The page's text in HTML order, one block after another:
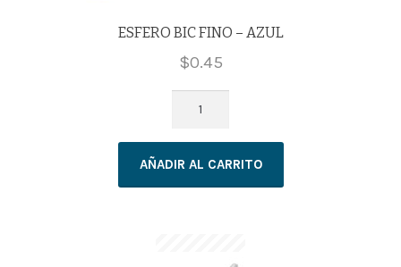
ESFERO BIC FINO – AZUL
$0.45
FINO
–
AZUL
AÑADIR AL CARRITO